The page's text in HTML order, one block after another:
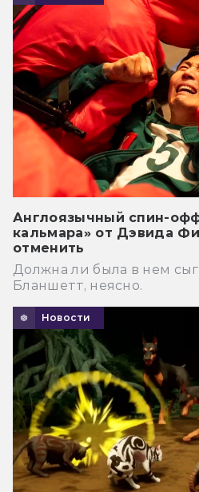
Англоязычный спин-
кальмара» от Дэвида
отменить
Должна ли была в нем
Бланшетт, неясно.
Новости